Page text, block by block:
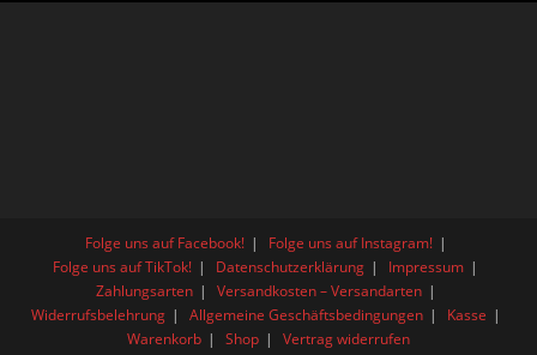
Folge uns auf Facebook!
Folge uns auf Instagram!
Folge uns auf TikTok!
Datenschutzerklärung
Impressum
Zahlungsarten
Versandkosten – Versandarten
Widerrufsbelehrung
Allgemeine Geschäftsbedingungen
Kasse
Warenkorb
Shop Vertrag widerrufen